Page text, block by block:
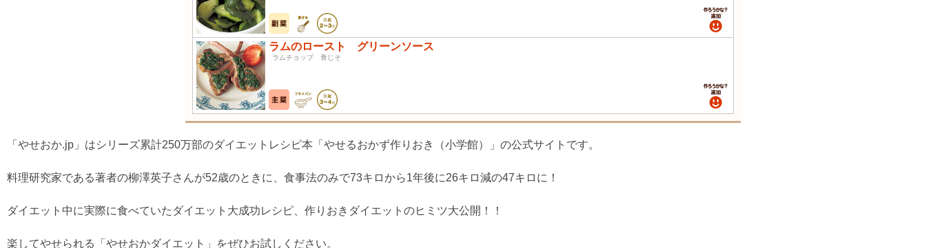
ラムのロースト グリーンソース
ラムチョップ 青じそ
「やせおか.jp」はシリーズ累計250万部のダイエットレシピ本「やせるおかず作りおき（小学館）」の公式サイトです。
料理研究家である著者の柳澤英子さんが52歳のときに、食事法のみで73キロから1年後に26キロ減の47キロに！
ダイエット中に実際に食べていたダイエット大成功レシピ、作りおきダイエットのヒミツ大公開！！
楽してやせられる「やせおかダイエット」をぜひお試しください。